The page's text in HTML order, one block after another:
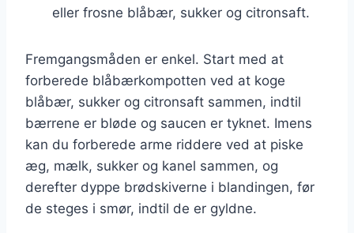
eller frosne blåbær, sukker og citronsaft.
Fremgangsmåden er enkel. Start med at
forberede blåbærkompotten ved at koge
blåbær, sukker og citronsaft sammen, indtil
bærrene er bløde og saucen er tyknet. Imens
kan du forberede arme riddere ved at piske
æg, mælk, sukker og kanel sammen, og
derefter dyppe brødskiverne i blandingen, før
de steges i smør, indtil de er gyldne.